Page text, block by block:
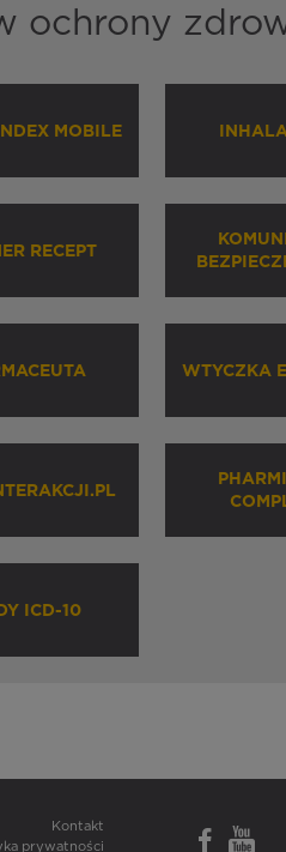
ochrony
MOBILE
RECEPT
WTYCZKA
ICD-10
Kontakt
prywatności